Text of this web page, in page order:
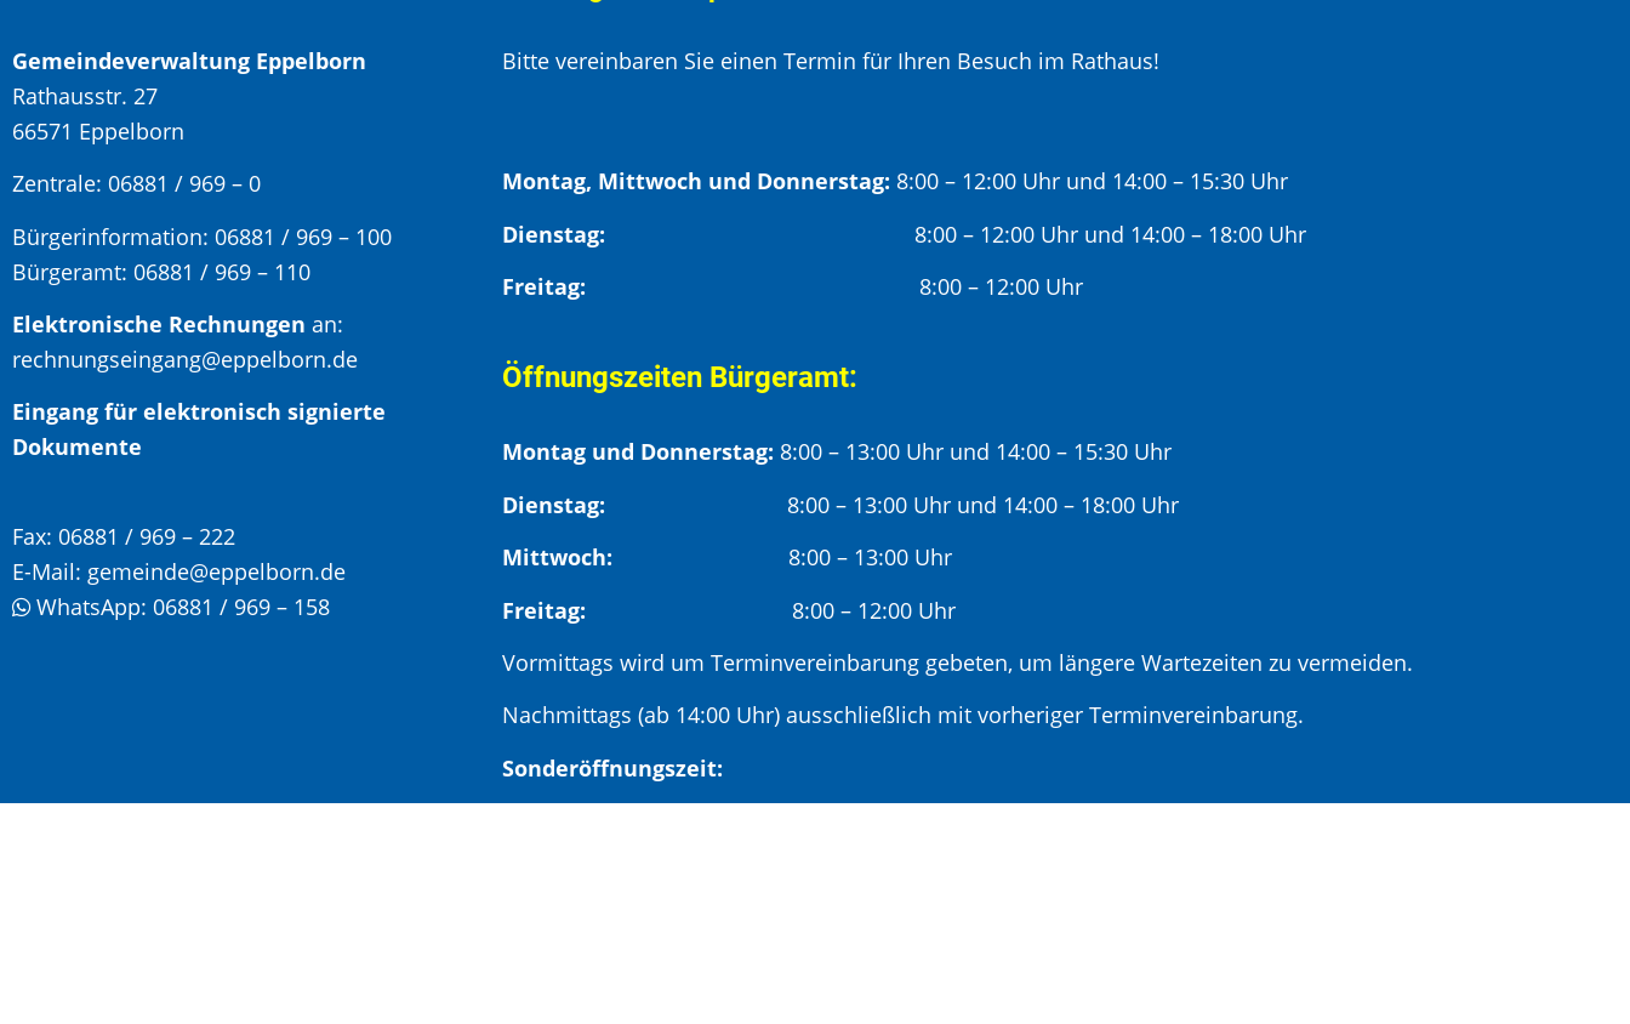
Gemeindeverwaltung Eppelborn
Rathausstr. 27
66571 Eppelborn
Zentrale: 06881 / 969 – 0
Bürgerinformation: 06881 / 969 – 100
Bürgeramt: 06881 / 969 – 110
Elektronische Rechnungen an:
rechnungseingang@eppelborn.de
Eingang für elektronisch signierte
Dokumente
Fax: 06881 / 969 – 222
E-Mail: gemeinde@eppelborn.de
WhatsApp: 06881 / 969 – 158
Bitte vereinbaren Sie einen Termin für Ihren Besuch im Rathaus!
Montag, Mittwoch und Donnerstag: 8:00 – 12:00 Uhr und 14:00 – 15:30 Uhr
Dienstag: 8:00 – 12:00 Uhr und 14:00 – 18:00 Uhr
Freitag:
8:00 – 12:00 Uhr
Öffnungszeiten Bürgeramt:
Montag und Donnerstag: 8:00 – 13:00 Uhr und 14:00 – 15:30 Uhr
Dienstag: 8:00 – 13:00 Uhr und 14:00 – 18:00 Uhr
Mittwoch: 8:00 – 13:00 Uhr
Freitag:
8:00 – 12:00 Uhr
Vormittags wird um Terminvereinbarung gebeten, um längere Wartezeiten zu vermeiden.
Nachmittags (ab 14:00 Uhr) ausschließlich mit vorheriger Terminvereinbarung.
Sonderöffnungszeit: